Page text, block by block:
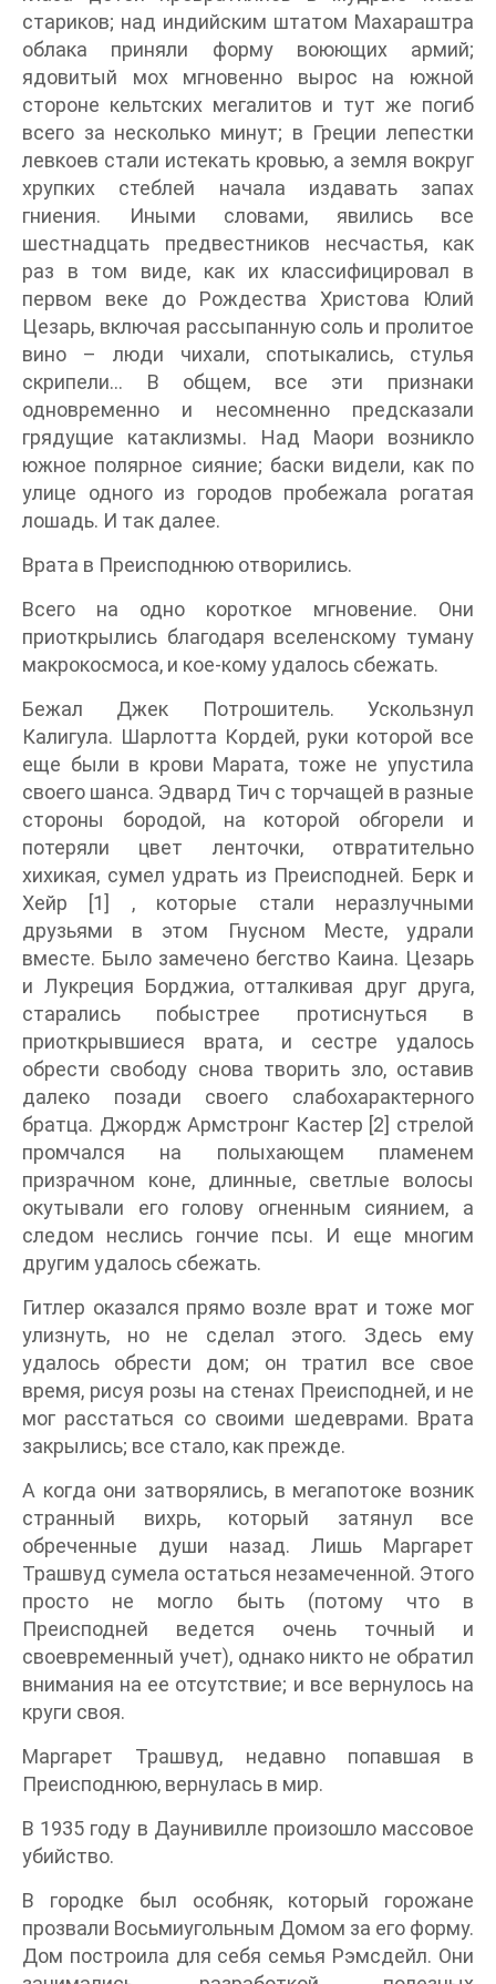
стариков; над индийским штатом Махараштра
облака приняли форму воюющих армий;
ядовитый мох мгновенно вырос на южной
стороне кельтских мегалитов и тут же погиб
всего за несколько минут; в Греции лепестки
левкоев стали истекать кровью, а земля вокруг
хрупких стеблей начала издавать запах
гниения. Иными словами, явились все
шестнадцать предвестников несчастья, как
раз в том виде, как их классифицировал в
первом веке до Рождества Христова Юлий
Цезарь, включая рассыпанную соль и пролитое
вино – люди чихали, спотыкались, стулья
скрипели… В общем, все эти признаки
одновременно и несомненно предсказали
грядущие катаклизмы. Над Маори возникло
южное полярное сияние; баски видели, как по
улице одного из городов пробежала рогатая
лошадь. И так далее.
Врата в Преисподнюю отворились.
Всего на одно короткое мгновение. Они
приоткрылись благодаря вселенскому туману
макрокосмоса, и кое-кому удалось сбежать.
Бежал Джек Потрошитель. Ускользнул
Калигула. Шарлотта Кордей, руки которой все
еще были в крови Марата, тоже не упустила
своего шанса. Эдвард Тич с торчащей в разные
стороны бородой, на которой обгорели и
потеряли цвет ленточки, отвратительно
хихикая, сумел удрать из Преисподней. Берк и
Хейр [1] , которые стали неразлучными
друзьями в этом Гнусном Месте, удрали
вместе. Было замечено бегство Каина. Цезарь
и Лукреция Борджиа, отталкивая друг друга,
старались побыстрее протиснуться в
приоткрывшиеся врата, и сестре удалось
обрести свободу снова творить зло, оставив
далеко позади своего слабохарактерного
братца. Джордж Армстронг Кастер [2] стрелой
промчался на полыхающем пламенем
призрачном коне, длинные, светлые волосы
окутывали его голову огненным сиянием, а
следом неслись гончие псы. И еще многим
другим удалось сбежать.
Гитлер оказался прямо возле врат и тоже мог
улизнуть, но не сделал этого. Здесь ему
удалось обрести дом; он тратил все свое
время, рисуя розы на стенах Преисподней, и не
мог расстаться со своими шедеврами. Врата
закрылись; все стало, как прежде.
А когда они затворялись, в мегапотоке возник
странный вихрь, который затянул все
обреченные души назад. Лишь Маргарет
Трашвуд сумела остаться незамеченной. Этого
просто не могло быть (потому что в
Преисподней ведется очень точный и
своевременный учет), однако никто не обратил
внимания на ее отсутствие; и все вернулось на
круги своя.
Маргарет Трашвуд, недавно попавшая в
Преисподнюю, вернулась в мир.
В 1935 году в Даунивилле произошло массовое
убийство.
В городке был особняк, который горожане
прозвали Восьмиугольным Домом за его форму.
Дом построила для себя семья Рэмсдейл. Они